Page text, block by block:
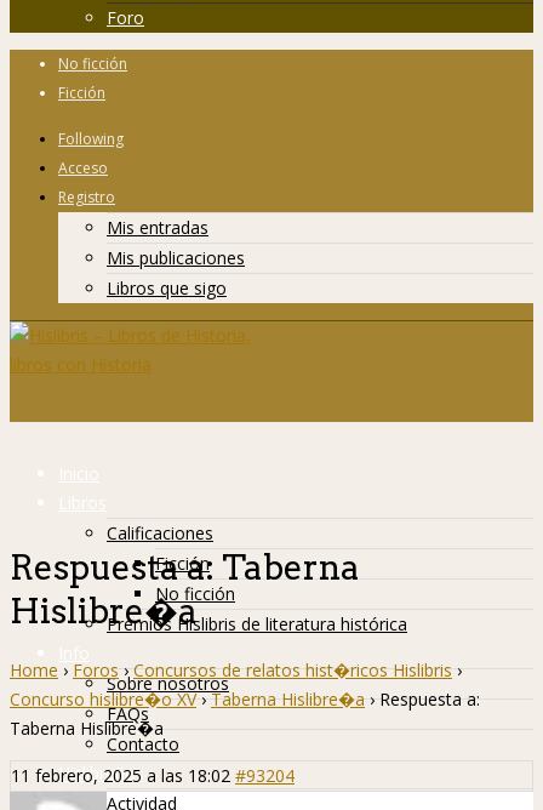
Foro
No ficción
Ficción
Following
Acceso
Registro
Mis entradas
Mis publicaciones
Libros que sigo
Inicio
Libros
Calificaciones
Ficción
No ficción
Premios Hislibris de literatura histórica
Info
Sobre nosotros
FAQs
Contacto
Hislibreños
Actividad
Respuesta a: Taberna
Hislibre�a
Home › Foros › Concursos de relatos hist�ricos Hislibris ›
Concurso hislibre�o XV › Taberna Hislibre�a › Respuesta a:
Taberna Hislibre�a
11 febrero, 2025 a las 18:02 #93204